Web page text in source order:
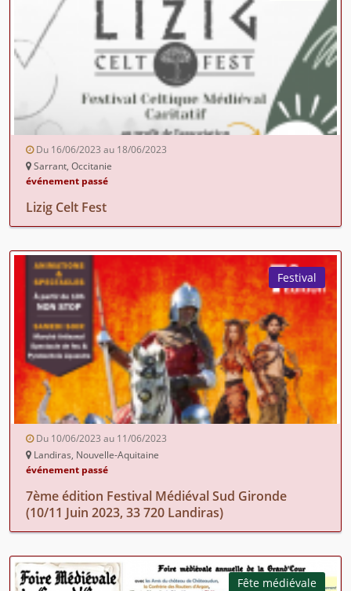
Du 16/06/2023 au 18/06/2023
Sarrant, Occitanie
événement passé
Lizig Celt Fest
Festival
Du 10/06/2023 au 11/06/2023
Landiras, Nouvelle-Aquitaine
événement passé
7ème édition Festival Médiéval Sud Gironde
(10/11 Juin 2023, 33 720 Landiras)
Fête médiévale